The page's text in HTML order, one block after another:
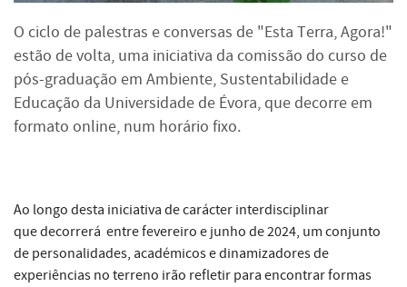
O ciclo de palestras e conversas de "Esta Terra, Agora!"
estão de volta, uma iniciativa da comissão do curso de
pós-graduação em Ambiente, Sustentabilidade e
Educação da Universidade de Évora, que decorre em
formato online, num horário fixo.
Ao longo desta iniciativa de carácter interdisciplinar
que decorrerá entre fevereiro e junho de 2024, um conjunto
de personalidades, académicos e dinamizadores de
experiências no terreno irão refletir para encontrar formas